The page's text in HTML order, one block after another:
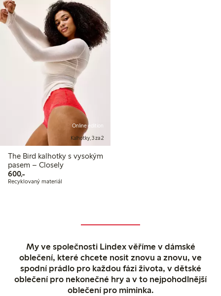
Online edition
Kalhotky, 3 za 2
The Bird kalhotky s vysokým
pasem – Closely
600,-600,00 Kč
Recyklovaný materiál
My ve společnosti Lindex věříme v dámské
oblečení, které chcete nosit znovu a znovu, ve
spodní prádlo pro každou fázi života, v dětské
oblečení pro nekonečné hry a v to nejpohodlnější
oblečení pro miminka.